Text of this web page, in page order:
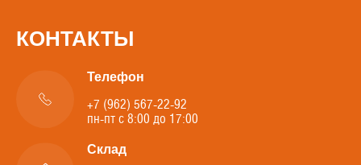
КОНТАКТЫ
Телефон
+7 (962) 567-22-92
пн-пт с 8:00 до 17:00
Склад